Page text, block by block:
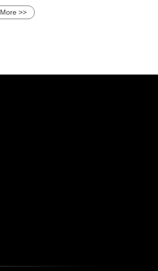
More >>